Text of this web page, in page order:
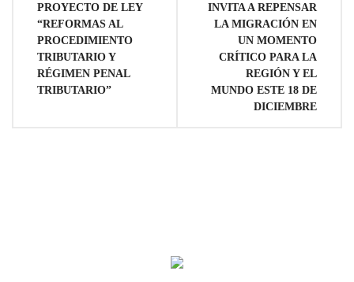
entradas
PROYECTO DE LEY
“REFORMAS AL
PROCEDIMIENTO
TRIBUTARIO Y
RÉGIMEN PENAL
TRIBUTARIO”
INVITA A REPENSAR
LA MIGRACIÓN EN
UN MOMENTO
CRÍTICO PARA LA
REGIÓN Y EL
MUNDO ESTE 18 DE
DICIEMBRE